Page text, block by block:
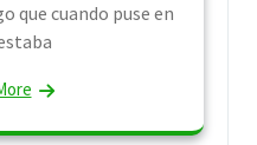
que cuando puse en